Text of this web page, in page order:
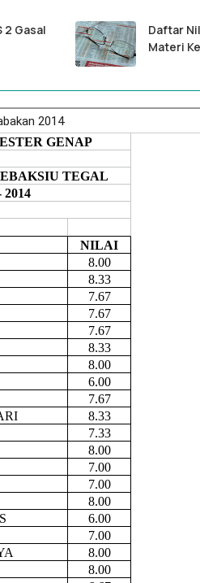
2 Gasal
Daftar
Materi